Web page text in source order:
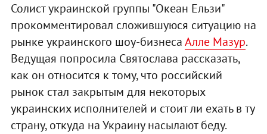
Солист украинской группы "Океан Ельзи"
прокомментировал сложившуюся ситуацию на
рынке украинского шоу-бизнесаАлле Мазур.
Ведущая попросила Святослава рассказать,
как он относится к тому, что российский
рынок стал закрытым для некоторых
украинских исполнителей и стоит ли ехать в ту
страну, откуда на Украину насылают беду.